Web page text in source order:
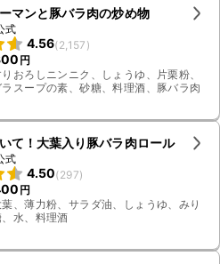
マンと豚バラ肉の炒め物
式
4.56(2,157 )
円
おろしニンニク、しょうゆ、片栗粉、
スープの素、砂糖、料理酒、豚バラ肉
て！大葉入り豚バラ肉ロール
式
4.50(297)
円
、薄力粉、サラダ油、しょうゆ、みり
水、料理酒